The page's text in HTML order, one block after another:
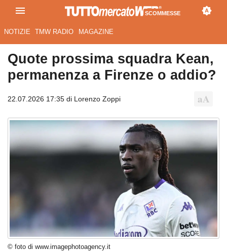
SCOMMESSE
NOTIZIE TMW RADIO MAGAZINE
Quote prossima squadra Kean,
permanenza a Firenze o addio?
22.07.2026 17:35 di Lorenzo Zoppi
© foto di www.imagephotoagency.it